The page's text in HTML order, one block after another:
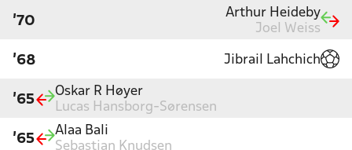
'70
Arthur Heideby
Joel Weiss
'68 Jibrail Lahchich
'65
Oskar R Høyer
Lucas Hansborg-Sørensen
'65
Alaa Bali
Sebastian Knudsen